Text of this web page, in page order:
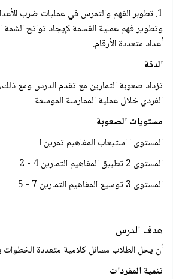
1. تطوبر الفهم والتمرس في عمليات ضرب
وتطوير فهم عملية القسمة لإيجاد تواتح
أعداد متعددة الأرقام.
الدقة
تزداد صعوبة التمارين مع تقدم الدرس ومع
الفردي خلال عملية الممارسة الموسعة
مستويات الصعوبة
المستوى ا استيعاب المفاهيم تمرين ا
المستوى 2 تطبيق المفاهيم التمارين 4 - 2
المستوى 3 توسيع المفاهيم التمارين 7 - 5
هدف الدرس
أن يحل الطلاب مسائل کلامية متعددة الخطوات
تنمية المفردات